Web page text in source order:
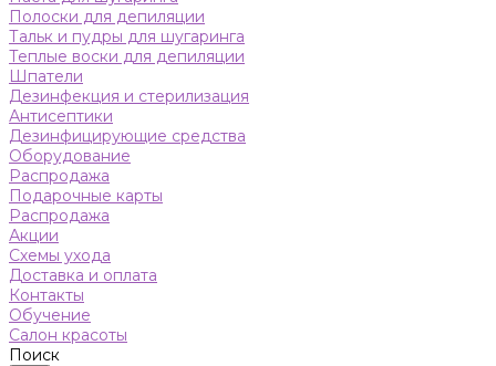
Полоски для депиляции
Тальк и пудры для шугаринга
Теплые воски для депиляции
Шпатели
Дезинфекция и стерилизация
Антисептики
Дезинфицирующие средства
Оборудование
Распродажа
Подарочные карты
Распродажа
Акции
Схемы ухода
Доставка и оплата
Контакты
Обучение
Салон красоты
Поиск